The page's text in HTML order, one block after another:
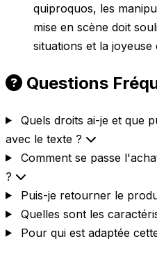
quiproquos, les
mise en scène doit
situations et la
Questions
Quels droits ai-je et que
avec le texte ?
Comment se passe
?
Puis-je retourner le
Quelles sont les
Pour qui est adaptée